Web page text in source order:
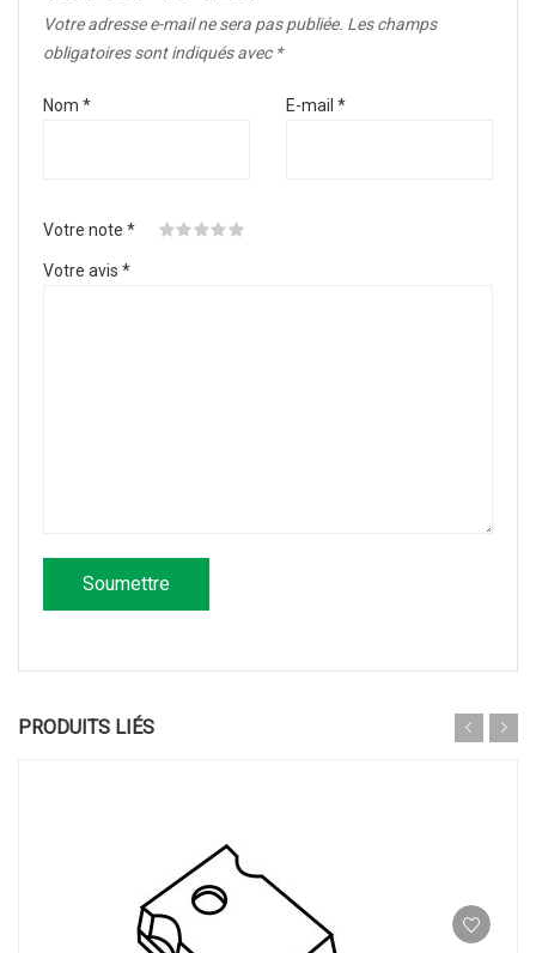
Votre adresse e-mail ne sera pas publiée. Les champs
obligatoires sont indiqués avec *
Nom * E-mail *
Votre note *
Votre avis *
PRODUITS LIÉS